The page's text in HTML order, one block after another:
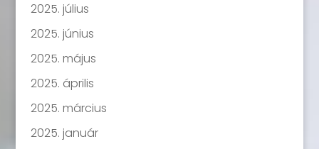
2025. július
2025. június
2025. május
2025. április
2025. március
2025. január